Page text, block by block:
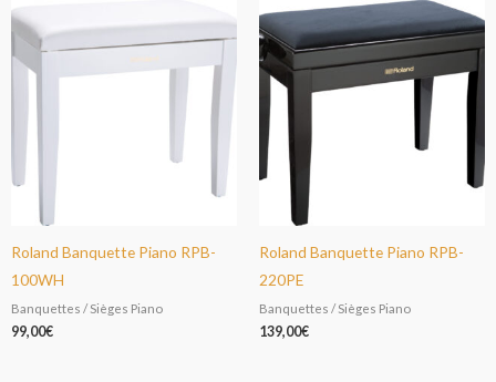
Roland Banquette Piano RPB-
100WH
Banquettes / Sièges Piano
99,00€
Roland Banquette Piano RPB-
220PE
Banquettes / Sièges Piano
139,00€